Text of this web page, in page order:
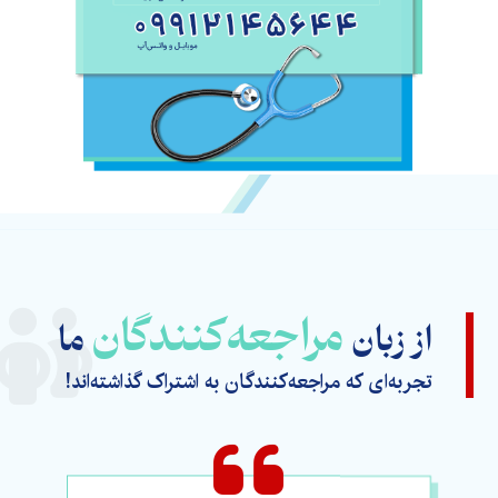
از زبانمراجعه‌کنندگانما
تجربه‌ای که مراجعه‌کنندگان به اشتراک گذاشته‌اند!